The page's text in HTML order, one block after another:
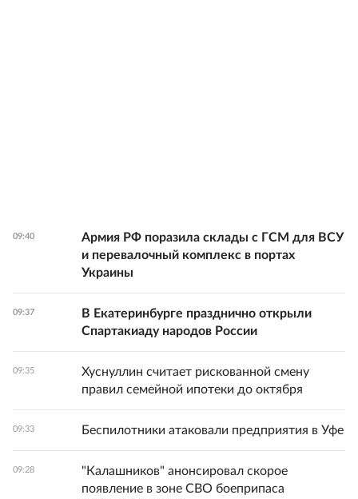
09:40
Армия РФ поразила склады с ГСМ для ВСУ
и перевалочный комплекс в портах
Украины
09:37
В Екатеринбурге празднично открыли
Спартакиаду народов России
09:35
Хуснуллин считает рискованной смену
правил семейной ипотеки до октября
09:33 Беспилотники атаковали предприятия в Уфе
09:28
"Калашников" анонсировал скорое
появление в зоне СВО боеприпаса